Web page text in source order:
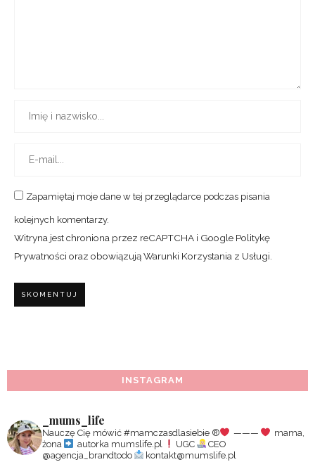
Zapamiętaj moje dane w tej przeglądarce podczas pisania
kolejnych komentarzy.
Witryna jest chroniona przez reCAPTCHA i Google Politykę
Prywatności oraz obowiązująWarunki Korzystania z Usługi
INSTAGRAM
_mums_life
Nauczę Cię mówić #mamczasdlasiebie ®️ ———
mama,
żona
autorka mumslife.pl UGC
CEO
@agencja_brandtodo
kontakt@mumslife.pl